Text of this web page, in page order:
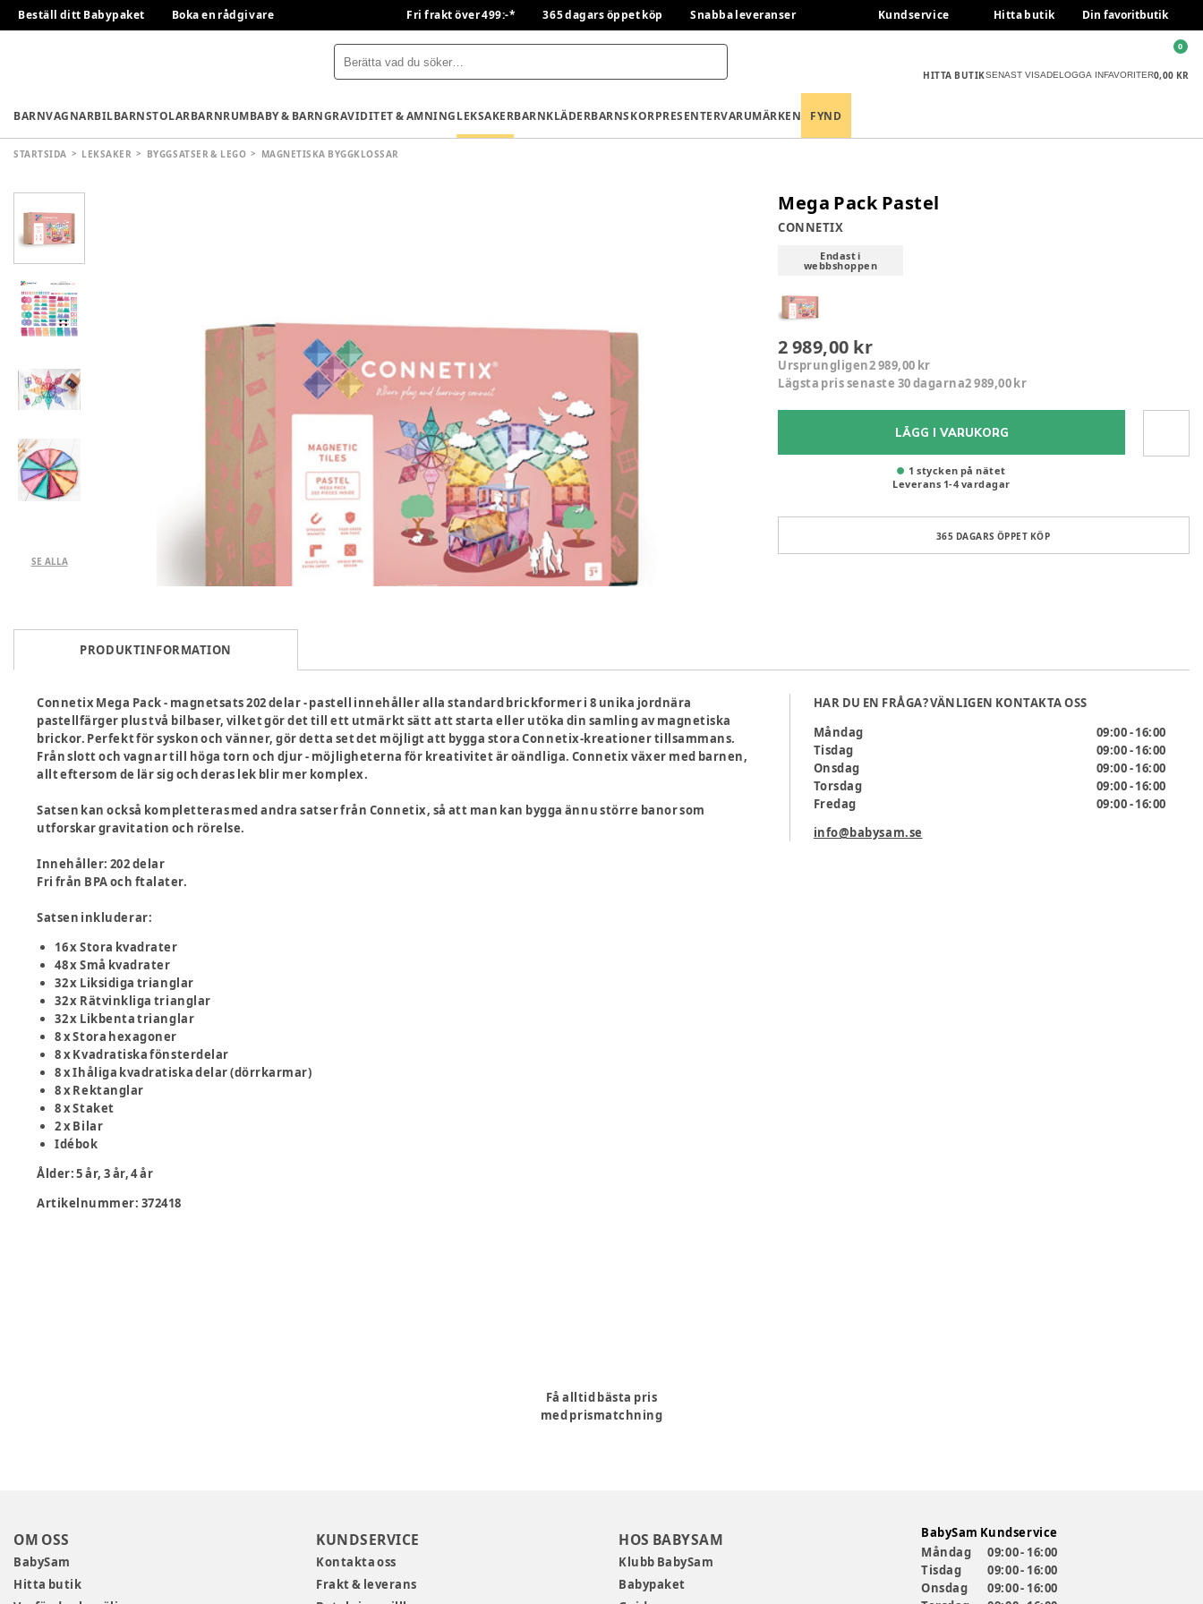
Beställ ditt Babypaket Boka en rådgivare Fri frakt över 499:-* 365 dagars öppet köp Snabba leveranser Kundservice Hitta butik Din favoritbutik
HITTA BUTIKSENAST VISADELOGGA INFAVORITER0,00 KR
0
BARNVAGNARBILBARNSTOLARBARNRUMBABY & BARNGRAVIDITET & AMNINGLEKSAKERBARNKLÄDERBARNSKORPRESENTERVARUMÄRKEN FYND
STARTSIDA LEKSAKER BYGGSATSER & LEGO MAGNETISKA BYGGKLOSSAR
SE ALLA
Mega Pack Pastel
CONNETIX
Endast i
webbshoppen
2 989,00 kr
Ursprungligen2 989,00 kr
Lägsta pris senaste 30 dagarna2 989,00 kr
LÄGG I VARUKORG
1 stycken på nätet
Leverans 1-4 vardagar
365 DAGARS ÖPPET KÖP
PRODUKTINFORMATION
Connetix Mega Pack - magnetsats 202 delar - pastell innehåller alla standard brickformer i 8 unika jordnära
pastellfärger plus två bilbaser, vilket gör det till ett utmärkt sätt att starta eller utöka din samling av magnetiska
brickor. Perfekt för syskon och vänner, gör detta set det möjligt att bygga stora Connetix-kreationer tillsammans.
Från slott och vagnar till höga torn och djur - möjligheterna för kreativitet är oändliga. Connetix växer med barnen,
allt eftersom de lär sig och deras lek blir mer komplex.
Satsen kan också kompletteras med andra satser från Connetix, så att man kan bygga ännu större banor som
utforskar gravitation och rörelse.
Innehåller: 202 delar
Fri från BPA och ftalater.
Satsen inkluderar:
16 x Stora kvadrater
48 x Små kvadrater
32 x Liksidiga trianglar
32 x Rätvinkliga trianglar
32 x Likbenta trianglar
8 x Stora hexagoner
8 x Kvadratiska fönsterdelar
8 x Ihåliga kvadratiska delar (dörrkarmar)
8 x Rektanglar
8 x Staket
2 x Bilar
Idébok
Ålder:5 år, 3 år, 4 år
Artikelnummer: 372418
HAR DU EN FRÅGA? VÄNLIGEN KONTAKTA OSS
Måndag
09:00 - 16:00
Tisdag
09:00 - 16:00
Onsdag
09:00 - 16:00
Torsdag
09:00 - 16:00
Fredag
09:00 - 16:00
info@babysam.se
Få alltid bästa pris
med prismatchning
OM OSS
BabySam
Hitta butik
KUNDSERVICE
Kontakta oss
Frakt & leverans
HOS BABYSAM
Klubb BabySam
Babypaket
BabySam Kundservice
Måndag
09:00 - 16:00
Tisdag
09:00 - 16:00
Onsdag
09:00 - 16:00